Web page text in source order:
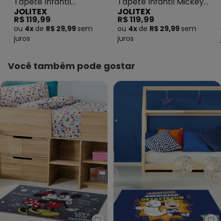
Avengers 70x100 cm
JOLITEX
R$ 119,99
ou 4x de R$ 29,99 sem
juros
e Minnie 70x100 cm
JOLITEX
R$ 119,99
ou 4x de R$ 29,99 sem
juros
Você também pode gostar